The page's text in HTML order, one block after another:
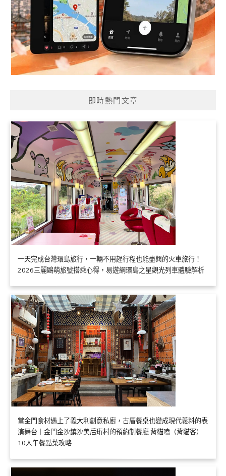
即時熱門文章
一天完成台灣環島旅行，一輛不用趕行程也能盡興的火車旅行！
2026三麗鷗萌旅號搭乘心得，易遊網環島之星觀光列車體驗解析
當金門食材遇上了義大利創意私廚，古厝餐桌也變成現代義料的表
演舞台｜金門金沙鎮沙美后珩村的預約制餐廳 背貓嗑（背貓客）
10人午餐點菜攻略